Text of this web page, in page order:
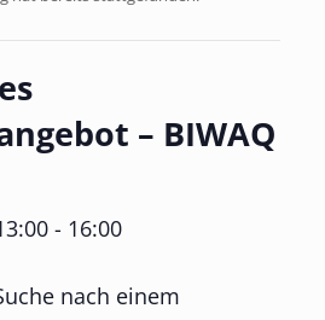
– BIWAQ
- 16:00
nach einem